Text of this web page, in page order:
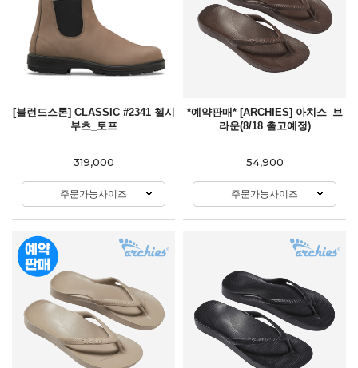
[블런드스톤] CLASSIC #2341 첼시
부츠_토프
319,000
주문가능사이즈
*예약판매* [ARCHIES] 아치스_브
라운(8/18 출고예정)
54,900
주문가능사이즈